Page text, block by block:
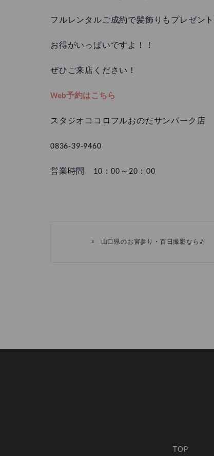
フルレンタルご成約で髪飾りもプレゼン
お得がいっぱいですよ！！
ぜひご来店ください！
Web予約はこちら
スタジオココロフルおのだサンパーク店
0836-39-9460
営業時間 10：00～20：00
« 山口県のお宮参り・百日撮影なら♪
TOP